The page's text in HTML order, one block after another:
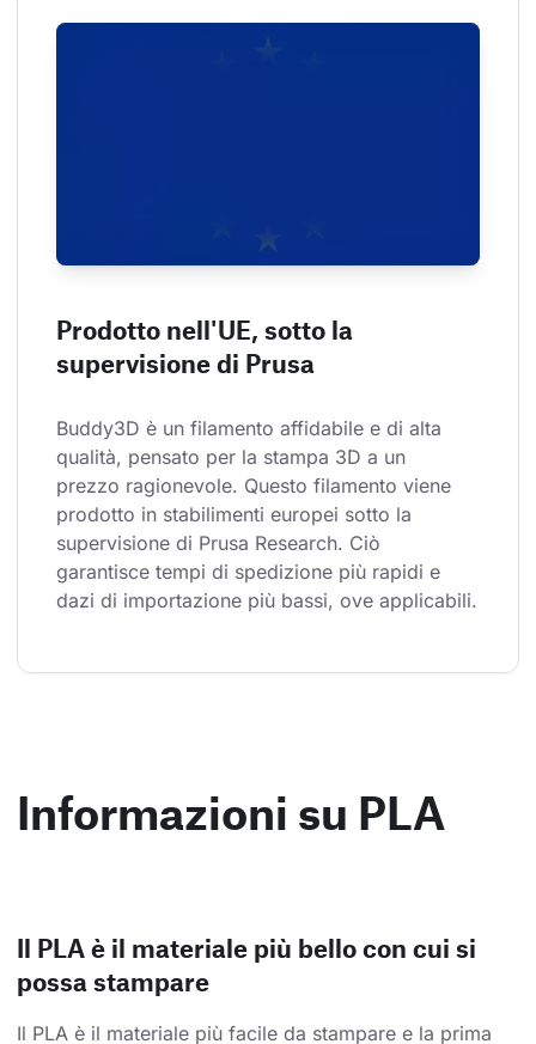
Prodotto nell'UE, sotto la
supervisione di Prusa
Buddy3D è un filamento affidabile e di alta
qualità, pensato per la stampa 3D a un
prezzo ragionevole. Questo filamento viene
prodotto in stabilimenti europei sotto la
supervisione di Prusa Research. Ciò
garantisce tempi di spedizione più rapidi e
dazi di importazione più bassi, ove applicabili.
Informazioni su PLA
Il PLA è il materiale più bello con cui si
possa stampare
Il PLA è il materiale più facile da stampare e la prima